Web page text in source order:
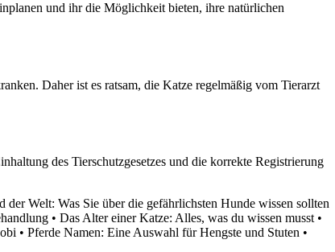
und ihr die Möglichkeit bieten, ihre natürlichen
Daher ist es ratsam, die Katze regelmäßig vom Tierarzt
des Tierschutzgesetzes und die korrekte Registrierung
der Welt: Was Sie über die gefährlichsten Hunde wissen sollten
• Das Alter einer Katze: Alles, was du wissen musst •
• Pferde Namen: Eine Auswahl für Hengste und Stuten •